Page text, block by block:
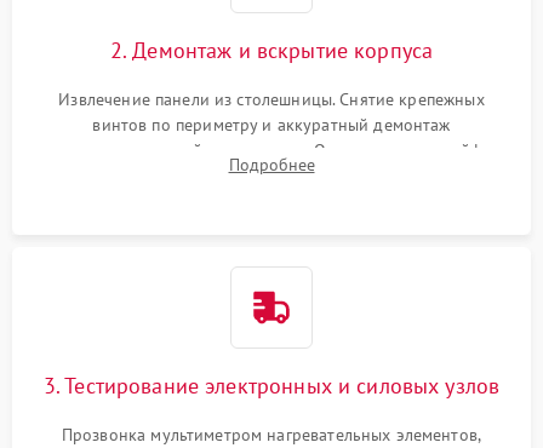
2. Демонтаж и вскрытие корпуса
Извлечение панели из столешницы. Снятие крепежных
винтов по периметру и аккуратный демонтаж
стеклокерамической поверхности. Отсоединение шлейфов
сенсорного блока для доступа к силовым платам, катушкам
Подробнее
3. Тестирование электронных и силовых узлов
Прозвонка мультиметром нагревательных элементов,